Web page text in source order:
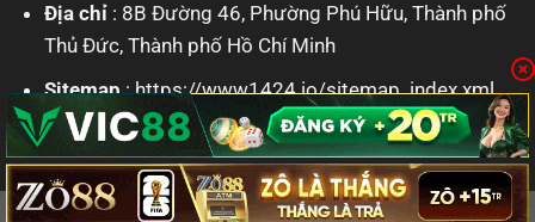
Địa chỉ : 8B Đường 46, Phường Phú Hữu, Thành phố
Thủ Đức, Thành phố Hồ Chí Minh
Sitemap: https://www1424.io/sitemap_index.xml
Copyright 2026 ©www1424.io| All Rights Reserved